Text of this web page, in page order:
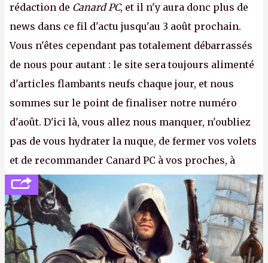
rédaction de Canard PC, et il n'y aura donc plus de
news dans ce fil d'actu jusqu'au 3 août prochain.
Vous n'êtes cependant pas totalement débarrassés
de nous pour autant : le site sera toujours alimenté
d'articles flambants neufs chaque jour, et nous
sommes sur le point de finaliser notre numéro
d'août. D'ici là, vous allez nous manquer, n'oubliez
pas de vous hydrater la nuque, de fermer vos volets
et de recommander Canard PC à vos proches, à
votre famille et aux inconnus que vous croisez
dans la rue. Bon été à tous ! –ER.